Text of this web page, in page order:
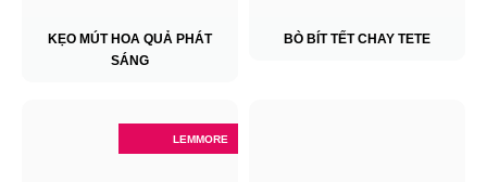
KẸO MÚT HOA QUẢ PHÁT
SÁNG
BÒ BÍT TẾT CHAY TETE
LEMMORE